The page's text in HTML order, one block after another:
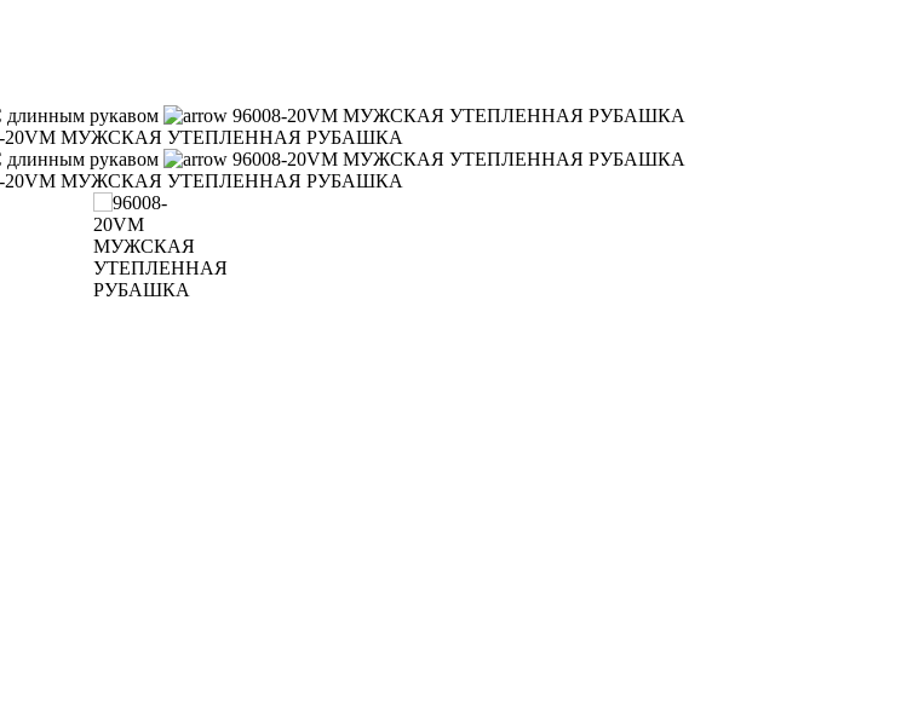
длинным рукавом
96008-20VM МУЖСКАЯ УТЕПЛЕННАЯ РУБАШКА
20VM МУЖСКАЯ УТЕПЛЕННАЯ РУБАШКА
длинным рукавом
96008-20VM МУЖСКАЯ УТЕПЛЕННАЯ РУБАШКА
20VM МУЖСКАЯ УТЕПЛЕННАЯ РУБАШКА